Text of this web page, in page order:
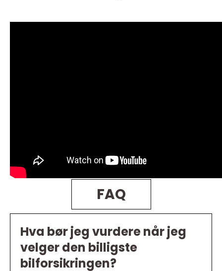
FAQ
Hva bør jeg vurdere når jeg
velger den billigste
bilforsikringen?